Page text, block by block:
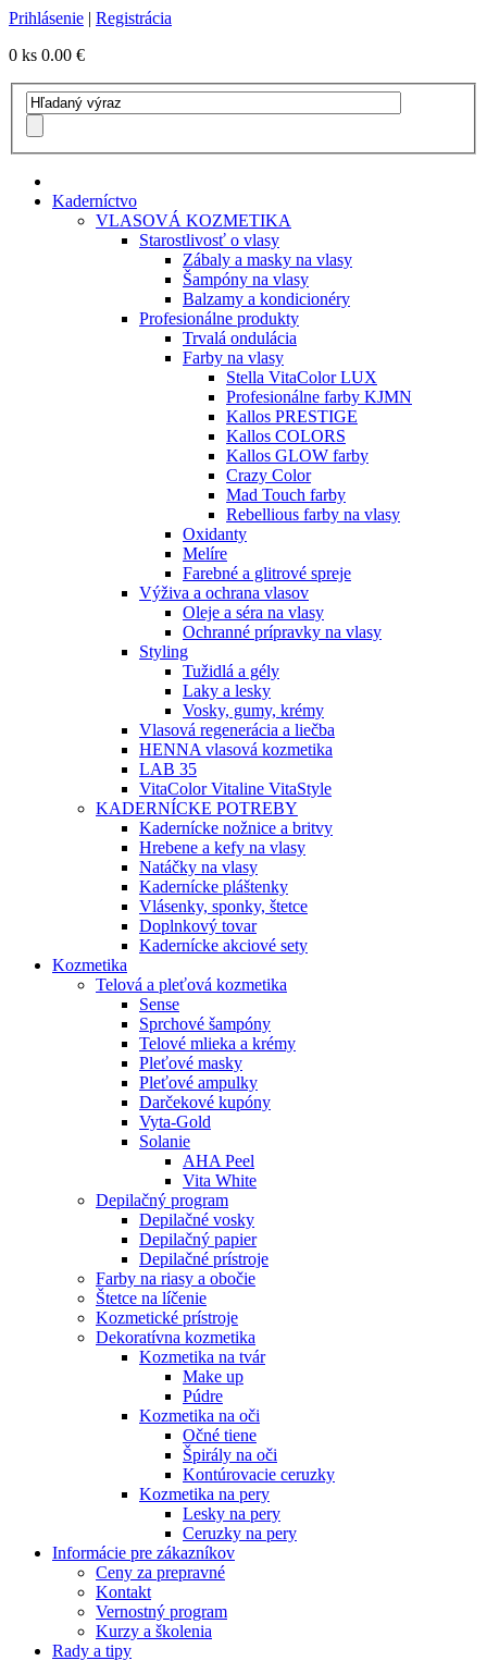
Prihlásenie | Registrácia
0 ks 0.00 €
Kaderníctvo
VLASOVÁ KOZMETIKA
Starostlivosť o vlasy
Zábaly a masky na vlasy
Šampóny na vlasy
Balzamy a kondicionéry
Profesionálne produkty
Trvalá ondulácia
Farby na vlasy
Stella VitaColor LUX
Profesionálne farby KJMN
Kallos PRESTIGE
Kallos COLORS
Kallos GLOW farby
Crazy Color
Mad Touch farby
Rebellious farby na vlasy
Oxidanty
Melíre
Farebné a glitrové spreje
Výživa a ochrana vlasov
Oleje a séra na vlasy
Ochranné prípravky na vlasy
Styling
Tužidlá a gély
Laky a lesky
Vosky, gumy, krémy
Vlasová regenerácia a liečba
HENNA vlasová kozmetika
LAB 35
VitaColor Vitaline VitaStyle
KADERNÍCKE POTREBY
Kadernícke nožnice a britvy
Hrebene a kefy na vlasy
Natáčky na vlasy
Kadernícke pláštenky
Vlásenky, sponky, štetce
Doplnkový tovar
Kadernícke akciové sety
Kozmetika
Telová a pleťová kozmetika
Sense
Sprchové šampóny
Telové mlieka a krémy
Pleťové masky
Pleťové ampulky
Darčekové kupóny
Vyta-Gold
Solanie
AHA Peel
Vita White
Depilačný program
Depilačné vosky
Depilačný papier
Depilačné prístroje
Farby na riasy a obočie
Štetce na líčenie
Kozmetické prístroje
Dekoratívna kozmetika
Kozmetika na tvár
Make up
Púdre
Kozmetika na oči
Očné tiene
Špirály na oči
Kontúrovacie ceruzky
Kozmetika na pery
Lesky na pery
Ceruzky na pery
Informácie pre zákazníkov
Ceny za prepravné
Kontakt
Vernostný program
Kurzy a školenia
Rady a tipy